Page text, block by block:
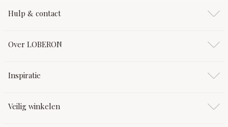
Hulp & contact
Over LOBERON
Inspiratie
Veilig winkelen